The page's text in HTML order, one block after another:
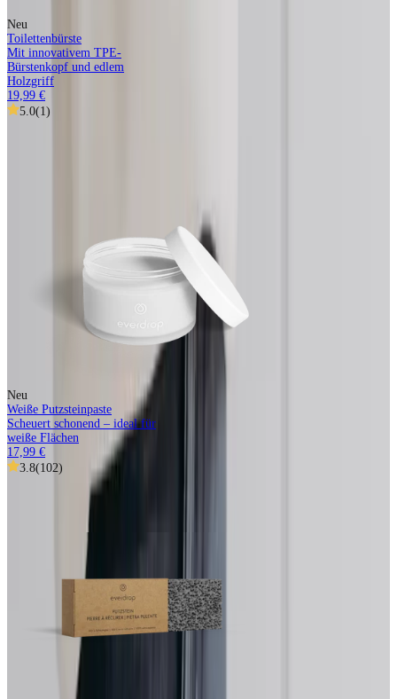
Neu
Toilettenbürste
Mit innovativem TPE-
Bürstenkopf und edlem
Holzgriff
19,99 €
5.0(1 )
Neu
Weiße Putzsteinpaste
Scheuert schonend – ideal für
weiße Flächen
17,99 €
3.8(102)